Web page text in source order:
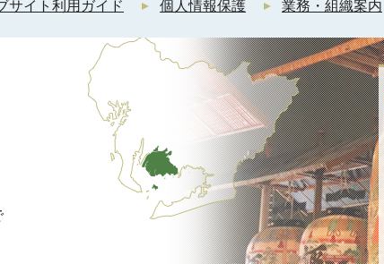
サイト利用ガイド 個人情報保護 業務・組織案内